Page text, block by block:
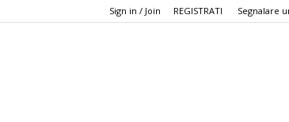
Sign in / Join REGISTRATI Segnalare